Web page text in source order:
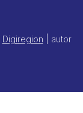
Digiregion | autor